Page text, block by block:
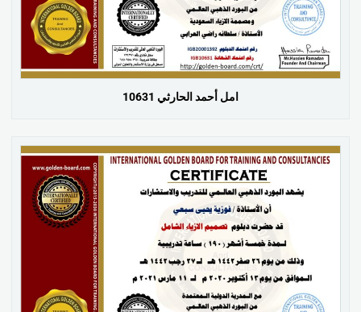
امل أحمد الحارثي 10631